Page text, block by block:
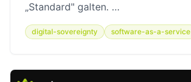
„Standard" galten. …
digital-sovereignty software-as-a-service